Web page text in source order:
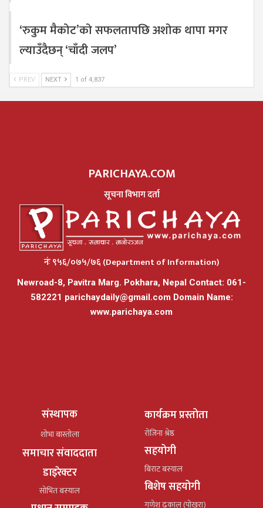
‘रुकुम मैकोट’को सफलतापछि अशोक थापा मगर
ल्याउँदैछन् ‘चाँदी जलप’
PREV NEXT 1 of 4,837
PARICHAYA.COM
सूचना विभाग दर्ता
नंः ९५६/०७५/७६ (Department of Information)
Newroad-8, Pavitra Marg. Pokhara, Nepal Contact: 061-
582221 parichaydaily@gmail.comDomain Name:
www.parichaya.com
संस्थापक
शोभा बास्तोला
समाचार संवाददाता
डाइरेक्टर
सोभित बस्याल
कार्यक्रम प्रस्तोता
रोजिना श्रेष्ठ
सहयोगी
बिराट बस्याल
बिशेष सहयोगी
गणेश ढकाल (पोखरा)